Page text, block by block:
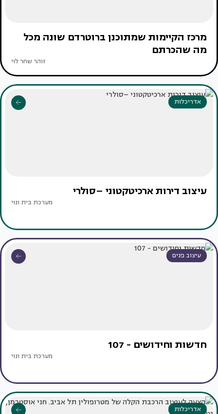
מרכז הקיימות שמתוכנן ברוטרדם שונה מכל
מה שהכרתם
זוהר שחר לוי
אדריכלות
עיצוב דירות ארכיטקטוני –סולרי
מערכת בית ונוי
עיצוב פנים
חדשות וחידושים - 107
מערכת בית ונוי
אדריכלות